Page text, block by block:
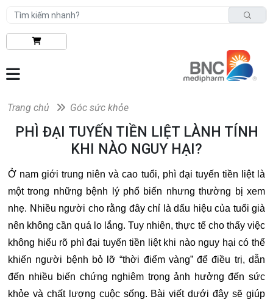
Trang chủ Góc sức khỏe
PHÌ ĐẠI TUYẾN TIỀN LIỆT LÀNH TÍNH
KHI NÀO NGUY HẠI?
Ở nam giới trung niên và cao tuổi, phì đại tuyến tiền liệt là
một trong những bệnh lý phổ biến nhưng thường bị xem
nhẹ. Nhiều người cho rằng đây chỉ là dấu hiệu của tuổi già
nên không cần quá lo lắng. Tuy nhiên, thực tế cho thấy việc
không hiểu rõ phì đại tuyến tiền liệt khi nào nguy hại có thể
khiến người bệnh bỏ lỡ “thời điểm vàng” để điều trị, dẫn
đến nhiều biến chứng nghiêm trọng ảnh hưởng đến sức
khỏe và chất lượng cuộc sống. Bài viết dưới đây sẽ giúp